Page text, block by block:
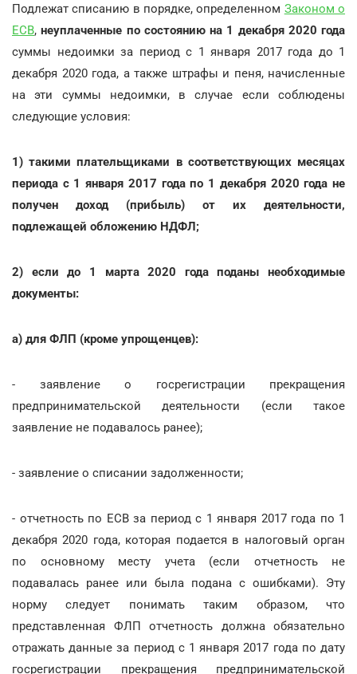
Подлежат списанию в порядке, определенном Законом о
ЕСВ,неуплаченные по состоянию на 1 декабря 2020 года
суммы недоимки за период с 1 января 2017 года до 1
декабря 2020 года, а также штрафы и пеня, начисленные
на эти суммы недоимки, в случае если соблюдены
следующие условия:
1) такими плательщиками в соответствующих месяцах
периода с 1 января 2017 года по 1 декабря 2020 года не
получен доход (прибыль) от их деятельности,
подлежащей обложению НДФЛ;
2) если до 1 марта 2020 года поданы необходимые
документы:
а) для ФЛП (кроме упрощенцев):
- заявление о госрегистрации прекращения
предпринимательской деятельности (если такое
заявление не подавалось ранее);
- заявление о списании задолженности;
- отчетность по ЕСВ за период с 1 января 2017 года по 1
декабря 2020 года, которая подается в налоговый орган
по основному месту учета (если отчетность не
подавалась ранее или была подана с ошибками). Эту
норму следует понимать таким образом, что
представленная ФЛП отчетность должна обязательно
отражать данные за период с 1 января 2017 года по дату
госрегистрации прекращения предпринимательской